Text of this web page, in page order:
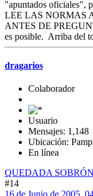
"apuntados oficiales",
LEE LAS NORMAS
ANTES DE
es posible. Arriba del
dragarios
Colaborador
Usuario
Mensajes: 1,148
Ubicación:
En línea
QUEDADA
#14